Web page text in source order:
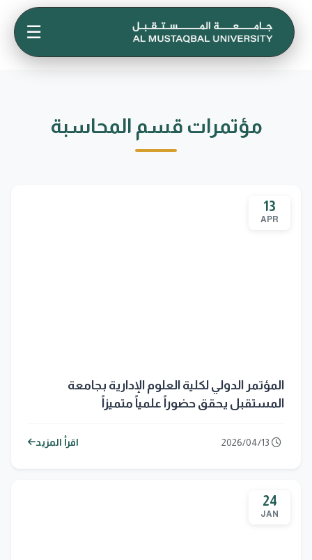
☰
مؤتمرات قسم المحاسبة
13
APR
المؤتمر الدولي لكلية العلوم الإدارية بجامعة
المستقبل يحقق حضوراً علمياً متميزاً
اقرأ المزيد
24
JAN